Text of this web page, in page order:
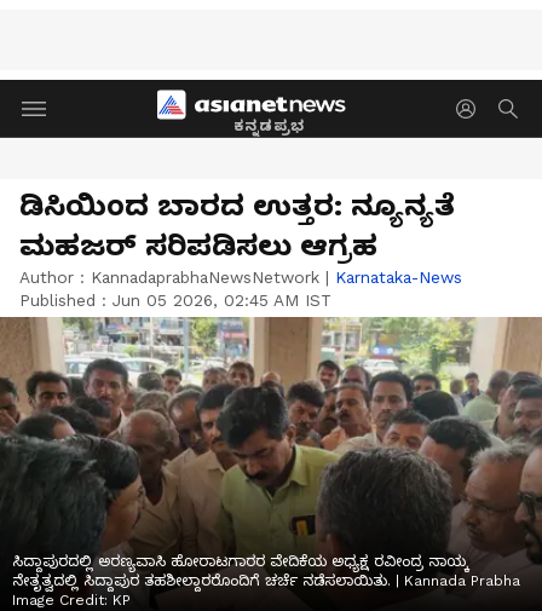
ಕನ್ನಡಪ್ರಭ
ಡಿಸಿಯಿಂದ ಬಾರದ ಉತ್ತರ: ನ್ಯೂನ್ಯತೆ
ಮಹಜರ್ ಸರಿಪಡಿಸಲು ಆಗ್ರಹ
Author : KannadaprabhaNewsNetwork | Karnataka-News
Published : Jun 05 2026, 02:45 AM IST
ಸಿದ್ದಾಪುರದಲ್ಲಿ ಅರಣ್ಯವಾಸಿ ಹೋರಾಟಗಾರರ ವೇದಿಕೆಯ ಅಧ್ಯಕ್ಷ ರವೀಂದ್ರ ನಾಯ್ಕ
ನೇತೃತ್ವದಲ್ಲಿ ಸಿದ್ದಾಪುರ ತಹಶೀಲ್ದಾರರೊಂದಿಗೆ ಚರ್ಚೆ ನಡೆಸಲಾಯಿತು. | Kannada Prabha
Image Credit: KP